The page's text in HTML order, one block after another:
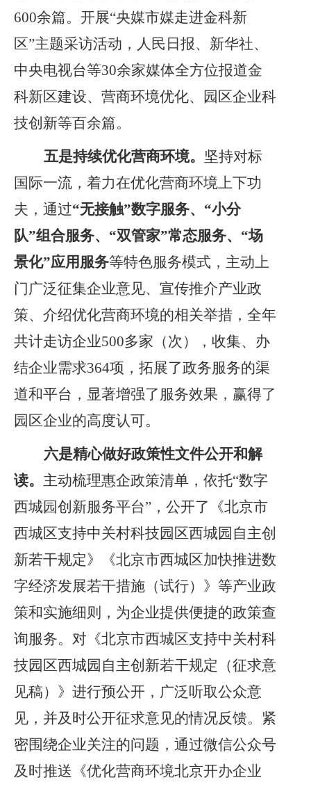
600余篇。开展“央媒市媒走进金科新
区”主题采访活动，人民日报、新华社、
中央电视台等30余家媒体全方位报道金
科新区建设、营商环境优化、园区企业科
技创新等百余篇。
五是持续优化营商环境。 坚持对标
国际一流，着力在优化营商环境上下功
夫， 通过“无接触”数字服务、“小分
队”组合服务、“双管家”常态服务、“场
景化”应用服务等特色服务模式，主动上
门广泛征集企业意见、宣传推介产业政
策、介绍优化营商环境的相关举措，全年
共计走访企业500多家（次），收集、办
结企业需求364项， 拓展了政务服务的渠
道和平台，显著增强了服务效果，赢得了
园区企业的高度认可。
六是精心做好政策性文件公开和解
读。 主动梳理惠企政策清单，依托“数字
西城园创新服务平台”，公开了《北京市
西城区支持中关村科技园区西城园自主创
新若干规定》《北京市西城区加快推进数
字经济发展若干措施（试行）》等产业政
策和实施细则，为企业提供便捷的政策查
询服务。对《北京市西城区支持中关村科
技园区西城园自主创新若干规定（征求意
见稿）》进行预公开，广泛听取公众意
见，并及时公开征求意见的情况反馈。 紧
密围绕企业关注的问题，通过微信公众号
及时推送《优化营商环境北京开办企业